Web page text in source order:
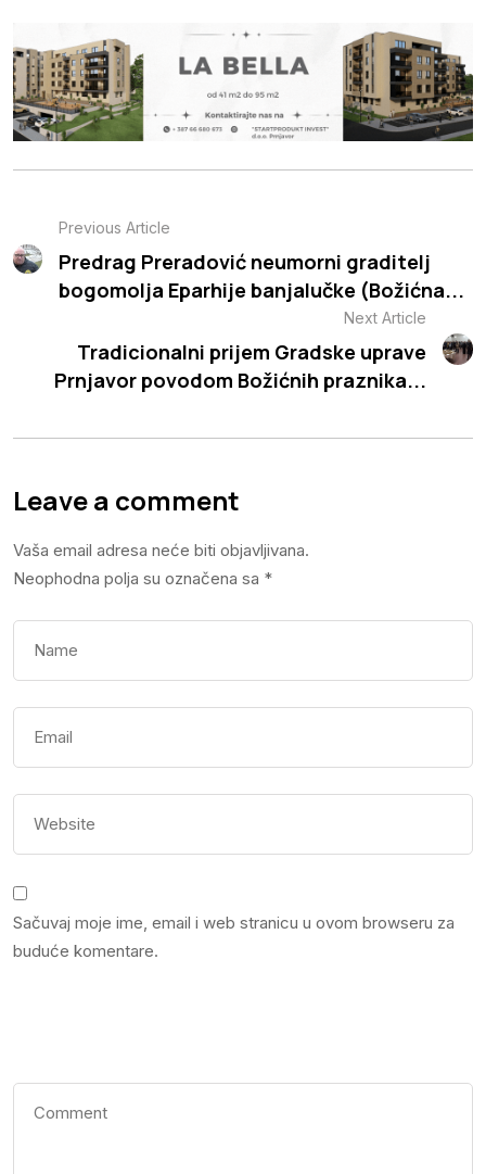
Previous Article
Predrag Preradović neumorni graditelj
bogomolja Eparhije banjalučke (Božićna...
Next Article
Tradicionalni prijem Gradske uprave
Prnjavor povodom Božićnih praznika...
Leave a comment
Vaša email adresa neće biti objavljivana.
Neophodna polja su označena sa *
Sačuvaj moje ime, email i web stranicu u ovom browseru za
buduće komentare.